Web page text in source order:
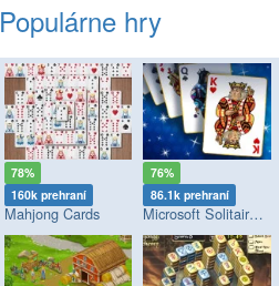
Populárne hry
78%
160k prehraní
Mahjong Cards
76%
86.1k prehraní
Microsoft Solitaire Collection